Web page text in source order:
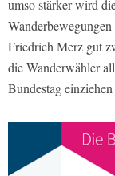
umso stärker wird
Friedrich Merz gut
die Wanderwähler
Bundestag